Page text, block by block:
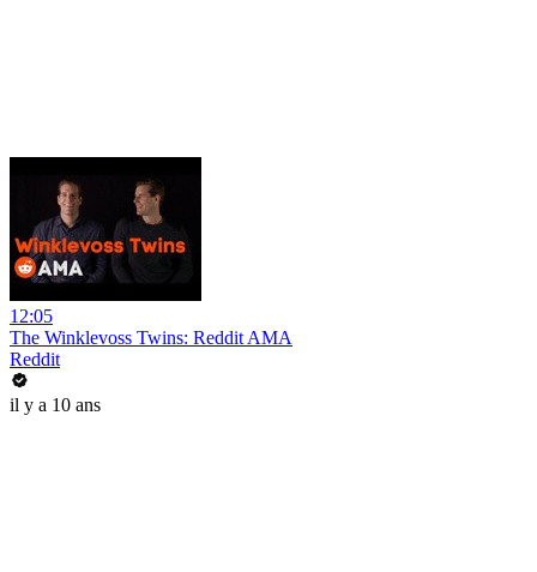
12:05
The Winklevoss Twins: Reddit AMA
Reddit
il y a 10 ans